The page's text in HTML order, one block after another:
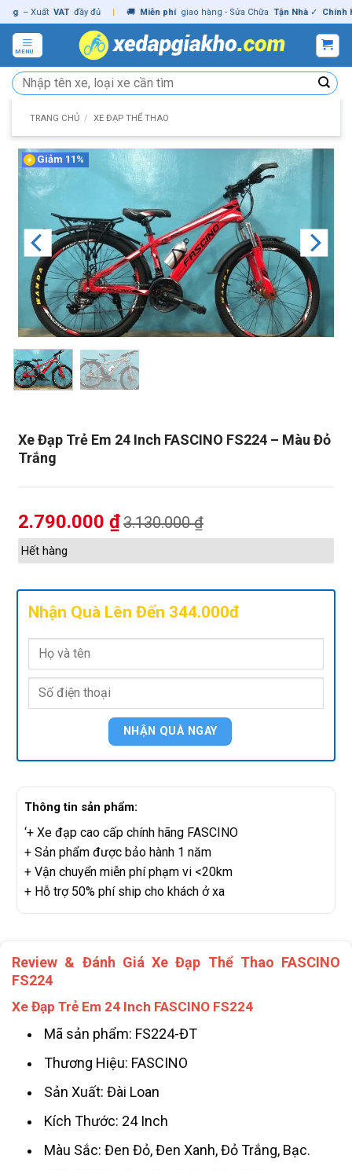
Skip
to
content
– Xuất VAT đầy đủ | 🚚 Miễn phí giao hàng - Sửa Chữa Tận Nhà ✓ Chính hãng
MENU
Tìm
kiếm:
TRANG CHỦ / XE ĐẠP THỂ THAO
Xe Đạp Trẻ Em 24 Inch FASCINO FS224 – Màu Đỏ
Trắng
Giảm 11%
2.790.000 ₫3.130.000₫
Hết hàng
Nhận Quà Lên Đến 344.000đ
Thông tin sản phẩm:
‘+ Xe đạp cao cấp chính hãng FASCINO
+ Sản phẩm được bảo hành 1 năm
+ Vận chuyển miễn phí phạm vi <20km
+ Hỗ trợ 50% phí ship cho khách ở xa
Review & Đánh Giá Xe Đạp Thể Thao FASCINO
FS224
Xe Đạp Trẻ Em 24 Inch FASCINO FS224
Mã sản phẩm: FS224-ĐT
Thương Hiệu: FASCINO
Sản Xuất: Đài Loan
Kích Thước: 24 Inch
Màu Sắc: Đen Đỏ, Đen Xanh, Đỏ Trắng, Bạc.